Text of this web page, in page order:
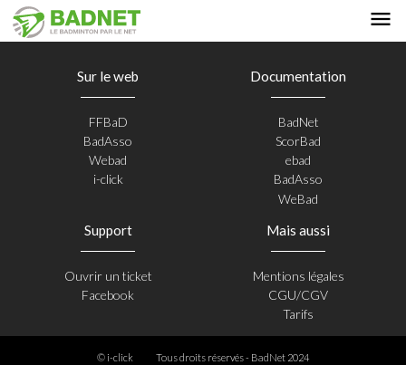
Sur le web
FFBaD
BadAsso
Webad
i-click
Documentation
BadNet
ScorBad
ebad
BadAsso
WeBad
Support
Ouvrir un ticket
Facebook
Mais aussi
Mentions légales
CGU/CGV
Tarifs
© i-click
Tous droits réservés - BadNet 2024